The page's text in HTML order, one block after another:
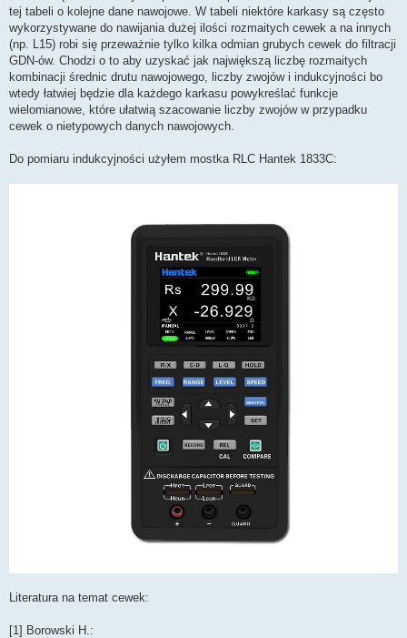
tej tabeli o kolejne dane nawojowe. W tabeli niektóre karkasy są często
wykorzystywane do nawijania dużej ilości rozmaitych cewek a na innych
(np. L15) robi się przeważnie tylko kilka odmian grubych cewek do filtracji
GDN-ów. Chodzi o to aby uzyskać jak największą liczbę rozmaitych
kombinacji średnic drutu nawojowego, liczby zwojów i indukcyjności bo
wtedy łatwiej będzie dla każdego karkasu powykreślać funkcje
wielomianowe, które ułatwią szacowanie liczby zwojów w przypadku
cewek o nietypowych danych nawojowych.
Do pomiaru indukcyjności użyłem mostka RLC Hantek 1833C:
Literatura na temat cewek:
[1] Borowski H.: